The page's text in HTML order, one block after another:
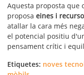
Aquesta proposta que
proposa eines i
atallar la cara més
el potencial positiu
pensament crític i
Etiquetes: noves